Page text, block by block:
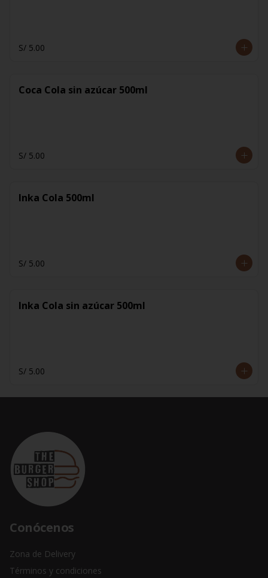
S/ 5.00
Coca Cola sin azúcar 500ml
S/ 5.00
Inka Cola 500ml
S/ 5.00
Inka Cola sin azúcar 500ml
S/ 5.00
Conócenos
Zona de Delivery
Términos y condiciones